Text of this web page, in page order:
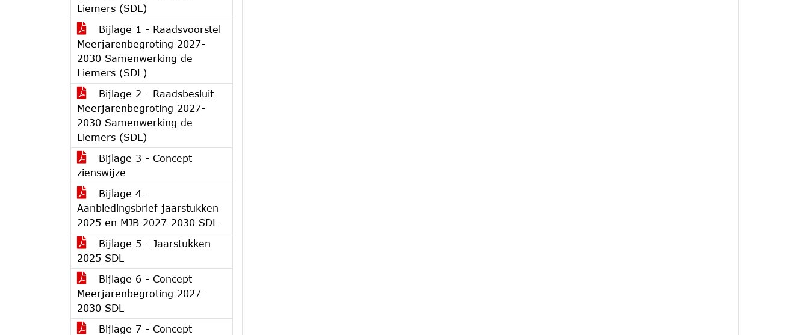
Liemers (SDL)
Bijlage 1 - Raadsvoorstel
Meerjarenbegroting 2027-
2030 Samenwerking de
Liemers (SDL)
Bijlage 2 - Raadsbesluit
Meerjarenbegroting 2027-
2030 Samenwerking de
Liemers (SDL)
Bijlage 3 - Concept
zienswijze
Bijlage 4 -
Aanbiedingsbrief jaarstukken
2025 en MJB 2027-2030 SDL
Bijlage 5 - Jaarstukken
2025 SDL
Bijlage 6 - Concept
Meerjarenbegroting 2027-
2030 SDL
Bijlage 7 - Concept